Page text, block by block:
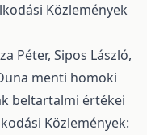
Közlemények
Péter, Sipos László,
menti homoki
beltartalmi értékei
Közlemények: